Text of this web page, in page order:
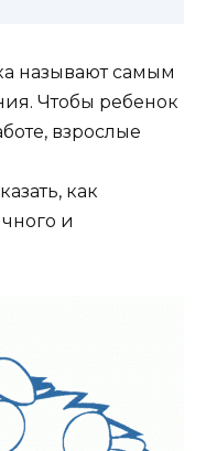
называют самым
Чтобы ребенок
взрослые
как
и